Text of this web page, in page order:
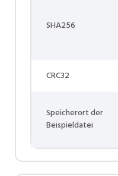
SHA256
CRC32
Speicherort der
Beispieldatei